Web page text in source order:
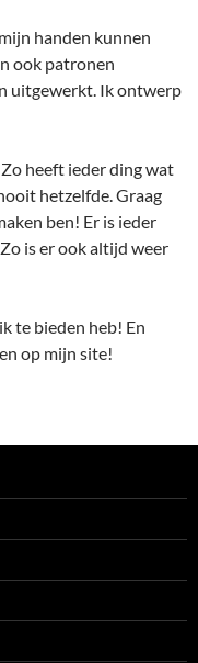
handen kunnen
ook patronen
uitgewerkt. Ik ontwerp
heeft ieder ding wat
hetzelfde. Graag
ben! Er is ieder
is er ook altijd weer
te bieden heb! En
op mijn site!